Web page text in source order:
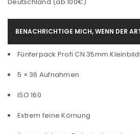
BENACHRICHTIGE MICH, WENN DER
Fünferpack Profi CN 35mm
5 × 36 Aufnahmen
ISO 160
Extrem feine Körnung